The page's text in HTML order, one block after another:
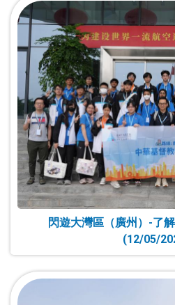
閃遊大灣區（廣州）-了
(12/05/